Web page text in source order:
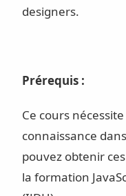
designers.
Prérequis :
Ce cours
connaissance
pouvez obtenir
la formation